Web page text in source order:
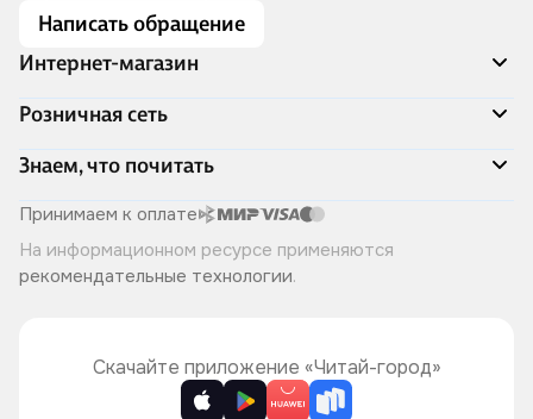
Написать обращение
Интернет-магазин
Акции
Доставка и оплата
Программа лояльности
Подарочные сертификаты
Правила продажи
Политика конфиденциальности
Розничная сеть
Адреса магазинов
Книжный Дозор
О компании
Читай-город для бизнеса
Хотите у нас работать?
Знаем, что почитать
Скоро в продаже
Лучшие из лучших
Читай-журнал
Принимаем к оплате
На информационном ресурсе применяются
рекомендательные технологии.
Скачайте приложение «Читай-город»